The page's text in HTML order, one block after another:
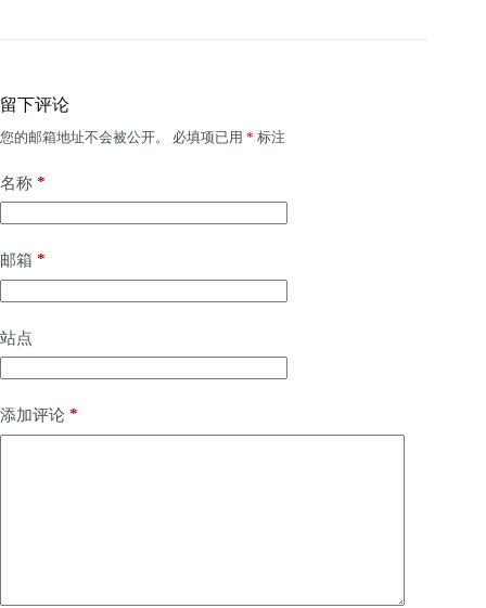
留下评论
您的邮箱地址不会被公开。 必填项已用 * 标注
名称 *
邮箱 *
站点
添加评论 *